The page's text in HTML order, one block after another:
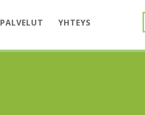
PALVELUT YHTEYS